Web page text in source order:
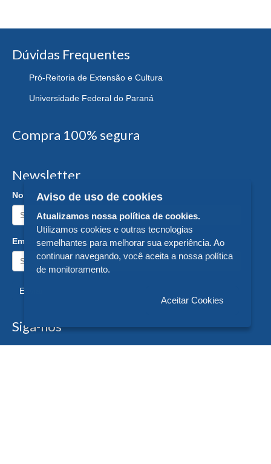
Dúvidas Frequentes
Pró-Reitoria de Extensão e Cultura
Universidade Federal do Paraná
Compra 100% segura
Newsletter
Nome:
Email:
Enviar
Siga-nos
Aviso de uso de cookies
Atualizamos nossa política de cookies.
Utilizamos cookies e outras tecnologias
semelhantes para melhorar sua experiência. Ao
continuar navegando, você aceita a nossa política
de monitoramento.
Aceitar Cookies